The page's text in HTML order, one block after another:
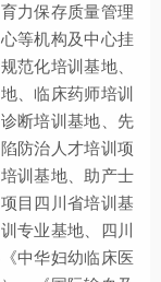
力保存质量管理
等机构及中心挂
范化培训基地、
、临床药师培训
断培训基地、先
防治人才培训项
训基地、助产士
目四川省培训基
专业基地、四川
中华妇幼临床医